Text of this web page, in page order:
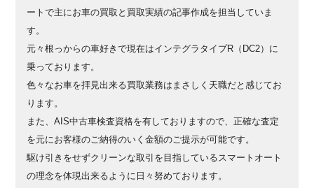
ートで主にお車の買取と買取実績の記事作成を担当していま
す。
元々根っからの車好きで現在はインテグラタイプR（DC2）に
乗っております。
色々なお車を拝見出来る買取業務はまさしく天職だと感じてお
ります。
また、AIS中古車検査資格を有しておりますので、正確な査定
を元にお客様のご納得のいく金額のご提示が可能です。
駆け引きをせずクリーンな取引を目指しているスマートオート
の理念を体現出来るように日々努めております。